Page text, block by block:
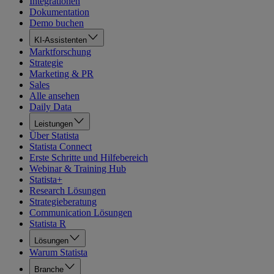
Dokumentation
Demo buchen
KI-Assistenten
Marktforschung
Strategie
Marketing & PR
Sales
Alle ansehen
Daily Data
Leistungen
Über Statista
Statista Connect
Erste Schritte und Hilfebereich
Webinar & Training Hub
Statista+
Research Lösungen
Strategieberatung
Communication Lösungen
Statista R
Lösungen
Warum Statista
Branche